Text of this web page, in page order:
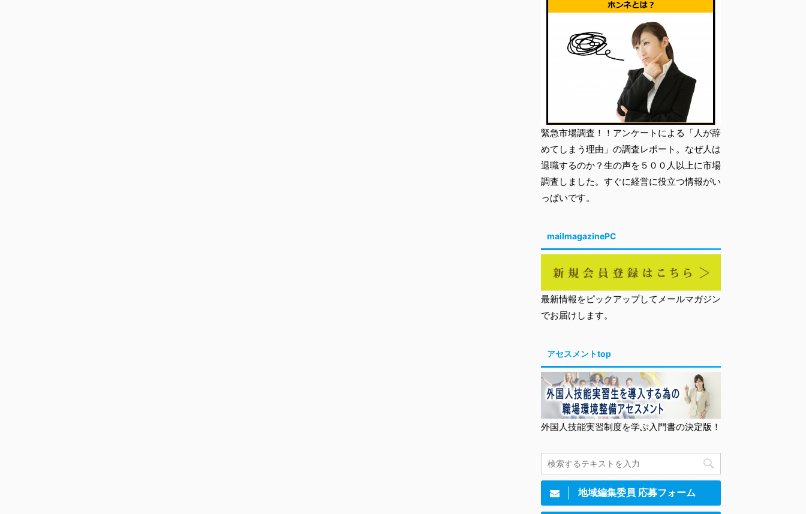
緊急市場調査！！アンケートによる「人が辞
めてしまう理由」の調査レポート。なぜ人は
退職するのか？生の声を５００人以上に市場
調査しました。すぐに経営に役立つ情報がい
っぱいです。
mailmagazinePC
最新情報をピックアップしてメールマガジン
でお届けします。
アセスメントtop
外国人技能実習制度を学ぶ入門書の決定版！
地域編集委員 応募フォーム